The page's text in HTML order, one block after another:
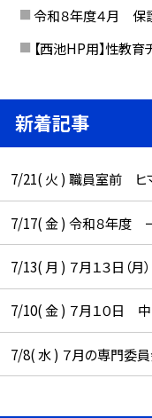
令和８年度４月 保
【西池HP用】性教育
新着記事
7/21( 火 ) 職員室前 ヒマ
7/17( 金 ) 令和８年度
7/13( 月 ) ７月１３日（
7/10( 金 ) ７月１０日
7/8( 水 ) ７月の専門委